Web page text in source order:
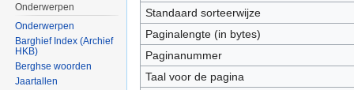
Standaard sorteerwijze
Paginalengte (in bytes)
Paginanummer
Taal voor de pagina
Onderwerpen
Onderwerpen
Barghief Index (Archief
HKB)
Berghse woorden
Jaartallen